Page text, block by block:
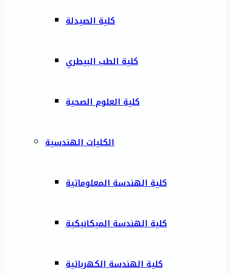
كلية الصيدلة
كلية الطب البيطري
كلية العلوم الصحية
الكليات الهندسية
كلية الهندسة المعلوماتية
كلية الهندسة الميكانيكية
كلية الهندسة الكهربائية